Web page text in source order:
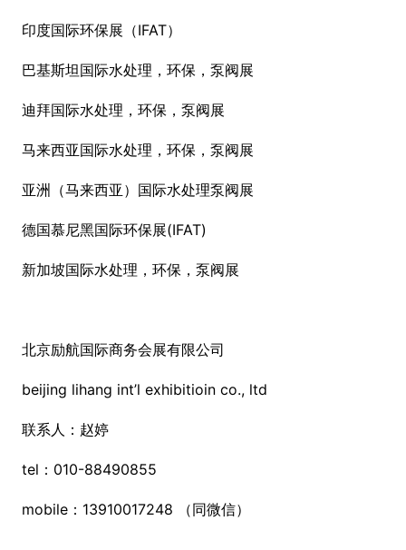
印度国际环保展（IFAT）
巴基斯坦国际水处理，环保，泵阀展
迪拜国际水处理，环保，泵阀展
马来西亚国际水处理，环保，泵阀展
亚洲（马来西亚）国际水处理泵阀展
德国慕尼黑国际环保展(IFAT)
新加坡国际水处理，环保，泵阀展
北京励航国际商务会展有限公司
beijing lihang int’l exhibitioin co., ltd
联系人：赵婷
tel：010-88490855
mobile：13910017248 （同微信）